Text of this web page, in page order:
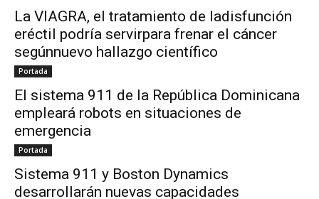
La VIAGRA, el tratamiento de ladisfunción
eréctil podría servirpara frenar el cáncer
segúnnuevo hallazgo científico
Portada
El sistema 911 de la República Dominicana
empleará robots en situaciones de
emergencia
Portada
Sistema 911 y Boston Dynamics
desarrollarán nuevas capacidades